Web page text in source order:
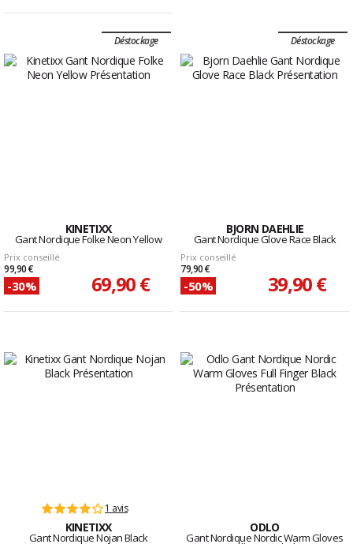
Déstockage
KINETIXX
Gant Nordique Folke Neon Yellow
Prix conseillé
99,90 €
-30% 69,90 €
Déstockage
BJORN DAEHLIE
Gant Nordique Glove Race Black
Prix conseillé
79,90 €
-50% 39,90 €
1 avis
KINETIXX
Gant Nordique Nojan Black
ODLO
Gant Nordique Nordic Warm Gloves